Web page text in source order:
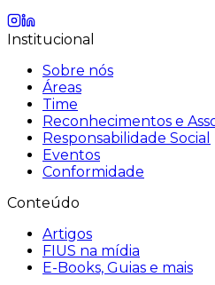
Institucional
Sobre nós
Áreas
Time
Reconhecimentos e
Responsabilidade Social
Eventos
Conformidade
Conteúdo
Artigos
FIUS na mídia
E-Books, Guias e mais